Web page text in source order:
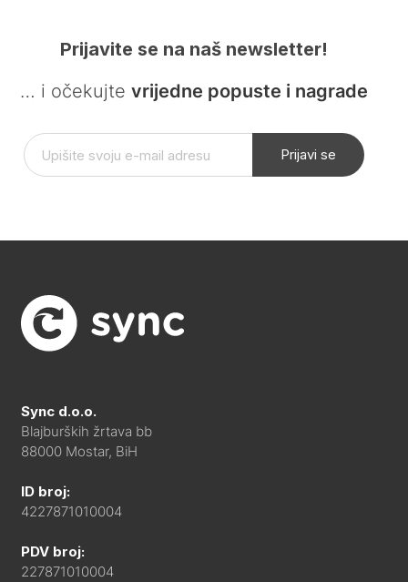
Prijavite se na naš newsletter!
… i očekujte vrijedne popuste i nagrade
Prijavi se
Sync d.o.o.
Blajburških žrtava bb
88000 Mostar, BiH
ID broj:
4227871010004
PDV broj:
227871010004